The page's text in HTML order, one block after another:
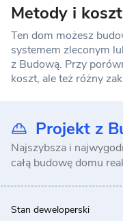
Metody i
Ten dom możesz
systemem zleconym
z Budową. Przy
koszt, ale też różny
Projekt z
Najszybsza i
całą budowę domu
Stan deweloperski